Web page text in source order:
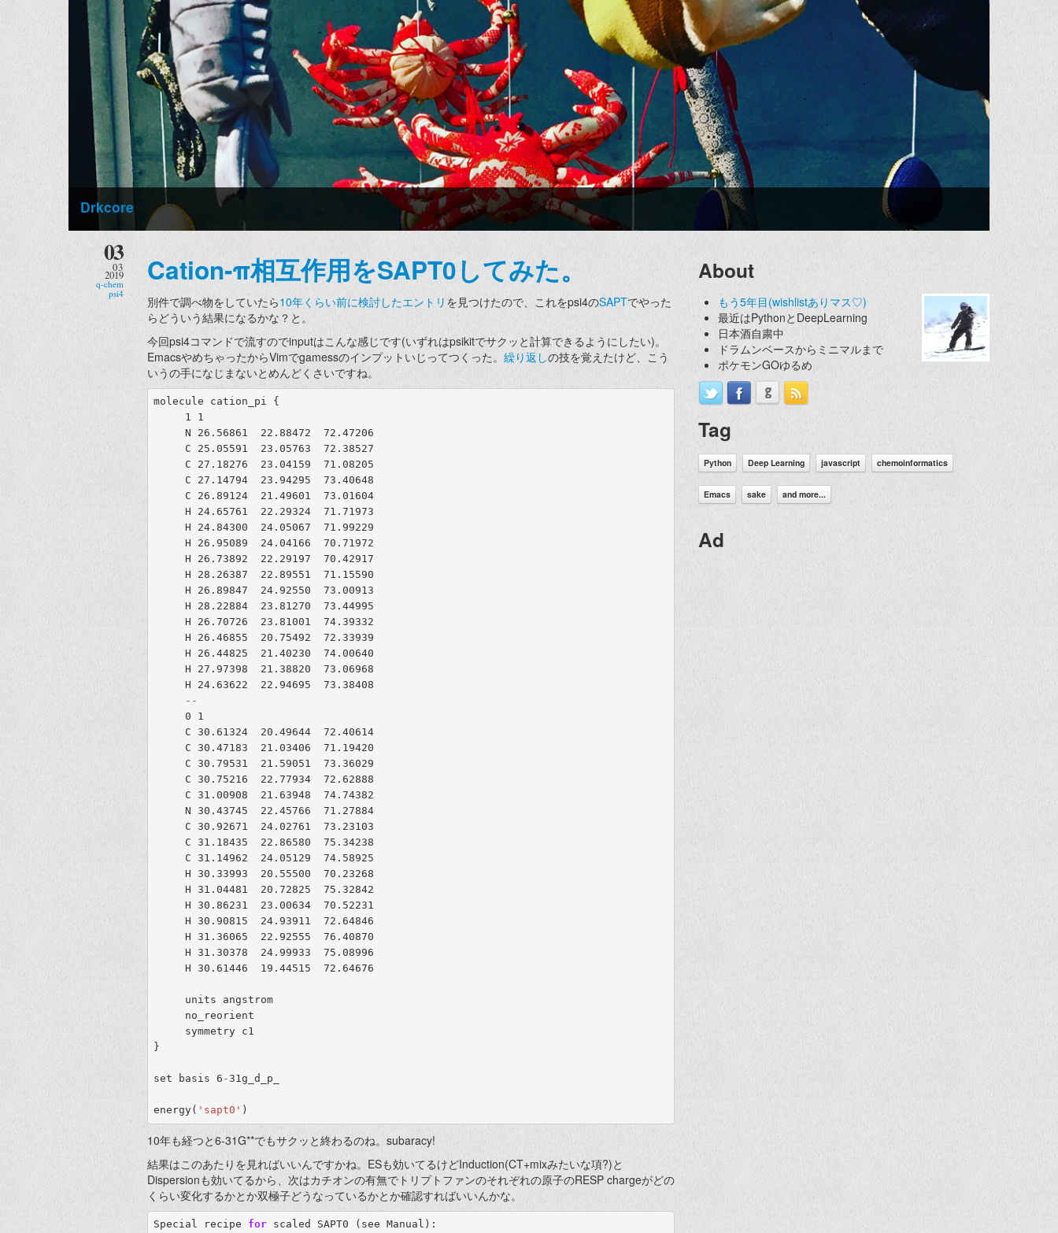
Drkcore
03
03
2019
q-chem
psi4
Cation-π相互作用をSAPT0してみた。
別件で調べ物をしていたら10年くらい前に検討したエントリ を見つけたので、これをpsi4のSAPTでやった
らどういう結果になるかな？と。
今回psi4コマンドで流すのでinputはこんな感じです(いずれはpsikitでサクッと計算できるようにしたい)。
EmacsやめちゃったからVimでgamessのインプットいじってつくった。 繰り返しの技を覚えたけど、こう
いうの手になじまないとめんどくさいですね。
molecule cation_pi
{
N 26 . 56861  22 . 88472  72 . 47206
C 25 . 05591  23 . 05763  72 . 38527
C 27 . 18276  23 . 04159  71 . 08205
C 27 . 14794  23 . 94295  73 . 40648
C 26 . 89124  21 . 49601  73 . 01604
H 24. 65761  22 . 29324  71 . 71973
H 24. 84300  24. 05067  71 . 99229
H 26 . 95089  24. 04166  70 . 71972
H 26 . 73892  22 . 29197  70 . 42917
H 28 . 26387  22 . 89551  71 . 15590
H 26 . 89847  24. 92550  73 . 00913
H 28 . 22884  23 . 81270  73 . 44995
H 26 . 70726  23 . 81001  74. 39332
H 26 . 46855  20 . 75492  72 . 33939
H 26 . 44825  21 . 40230  74. 00640
H 27 . 97398  21 . 38820  73 . 06968
H 24. 63622  22 . 94695  73 . 38408
--
C 30 . 61324  20 . 49644  72 . 40614
C 30 . 47183  21 . 03406  71 . 19420
C 30 . 79531  21 . 59051  73 . 36029
C 30 . 75216  22 . 77934  72 . 62888
C 31 . 00908  21 . 63948  74. 74382
N 30 . 43745  22 . 45766  71 . 27884
C 30 . 92671  24. 02761  73 . 23103
C 31 . 18435  22 . 86580  75 . 34238
C 31 . 14962  24. 05129  74. 58925
H 30 . 33993  20 . 55500  70 . 23268
H 31 . 04481  20 . 72825  75 . 32842
H 30 . 86231  23 . 00634  70 . 52231
H 30 . 90815  24. 93911  72 . 64846
H 31 . 36065  22 . 92555  76 . 40870
H 31 . 30378  24. 99933  75 . 08996
H 30 . 61446  19 . 44515  72 . 64676
units
angstrom
no_reorient
symmetry
c1
}
set basis 6 - 31g_d_p_
energy( 'sapt0' )
10年も経つと6-31G**でもサクッと終わるのね。subaracy!
結果はこのあたりを見ればいいんですかね。ESも効いてるけどInduction(CT+mixみたいな項?)と
Dispersionも効いてるから、次はカチオンの有無でトリプトファンのそれぞれの原子のRESP chargeがどの
くらい変化するかとか双極子どうなっているかとか確認すればいいんかな。
Special recipe for scaled SAPT0 ( see Manual ):
About
もう5年目(wishlistありマス♡)
最近はPythonとDeepLearning
日本酒自粛中
ドラムンベースからミニマルまで
ポケモンGOゆるめ
Tag
Python Deep Learning javascript chemoinformatics
Emacs sake and more...
Ad